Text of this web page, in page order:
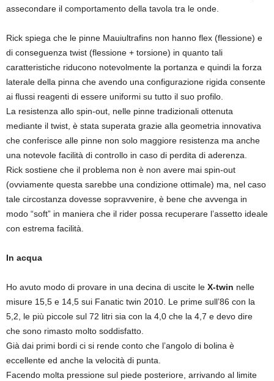
assecondare il comportamento della tavola tra le onde.
Rick spiega che le pinne Mauiultrafins non hanno flex (flessione) e
di conseguenza twist (flessione + torsione) in quanto tali
caratteristiche riducono notevolmente la portanza e quindi la forza
laterale della pinna che avendo una configurazione rigida consente
ai flussi reagenti di essere uniformi su tutto il suo profilo.
La resistenza allo spin-out, nelle pinne tradizionali ottenuta
mediante il twist, è stata superata grazie alla geometria innovativa
che conferisce alle pinne non solo maggiore resistenza ma anche
una notevole facilità di controllo in caso di perdita di aderenza.
Rick sostiene che il problema non è non avere mai spin-out
(ovviamente questa sarebbe una condizione ottimale) ma, nel caso
tale circostanza dovesse sopravvenire, è bene che avvenga in
modo “soft” in maniera che il rider possa recuperare l’assetto ideale
con estrema facilità.
In acqua
Ho avuto modo di provare in una decina di uscite le X-twin nelle
misure 15,5 e 14,5 sui Fanatic twin 2010. Le prime sull’86 con la
5,2, le più piccole sul 72 litri sia con la 4,0 che la 4,7 e devo dire
che sono rimasto molto soddisfatto.
Già dai primi bordi ci si rende conto che l’angolo di bolina è
eccellente ed anche la velocità di punta.
Facendo molta pressione sul piede posteriore, arrivando al limite